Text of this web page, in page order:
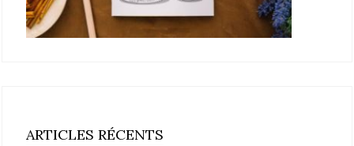
ARTICLES RÉCENTS